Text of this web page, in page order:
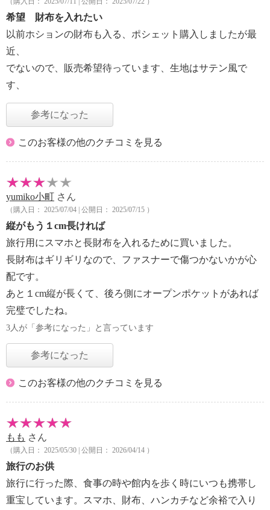
希望 財布を入れたい
以前ホションの財布も入る、ポシェット購入しましたが最
近、
でないので、販売希望待っています、生地はサテン風で
す、
参考になった
このお客様の他のクチコミを見る
yumiko小町 さん
（購入日： 2025/07/04 | 公開日： 2025/07/15 ）
縦がもう１cm長ければ
旅行用にスマホと長財布を入れるために買いました。
長財布はギリギリなので、ファスナーで傷つかないかが心
配です。
あと１cm縦が長くて、後ろ側にオープンポケットがあれば
完璧でしたね。
3人が「参考になった」と言っています
参考になった
このお客様の他のクチコミを見る
もも さん
（購入日： 2025/05/30 | 公開日： 2026/04/14 ）
旅行のお供
旅行に行った際、食事の時や館内を歩く時にいつも携帯し
重宝しています。スマホ、財布、ハンカチなど余裕で入り